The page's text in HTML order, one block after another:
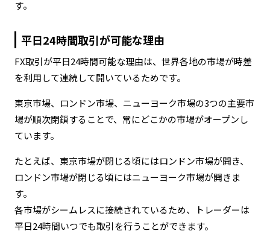
す。
平日24時間取引が可能な理由
FX取引が平日24時間可能な理由は、世界各地の市場が時差
を利用して連続して開いているためです。
東京市場、ロンドン市場、ニューヨーク市場の3つの主要市
場が順次閉鎖することで、常にどこかの市場がオープンし
ています。
たとえば、東京市場が閉じる頃にはロンドン市場が開き、
ロンドン市場が閉じる頃にはニューヨーク市場が開きま
す。
各市場がシームレスに接続されているため、トレーダーは
平日24時間いつでも取引を行うことができます。